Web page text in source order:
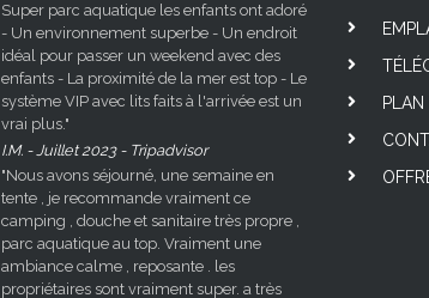
Super parc aquatique les enfants ont adoré
- Un environnement superbe - Un endroit
idéal pour passer un weekend avec des
enfants - La proximité de la mer est top - Le
système VIP avec lits faits à l'arrivée est un
vrai plus."
I.M. - Juillet 2023 - Tripadvisor
"Nous avons séjourné, une semaine en
tente , je recommande vraiment ce
camping , douche et sanitaire très propre ,
parc aquatique au top. Vraiment une
ambiance calme , reposante . les
propriétaires sont vraiment super. a très
PLAN